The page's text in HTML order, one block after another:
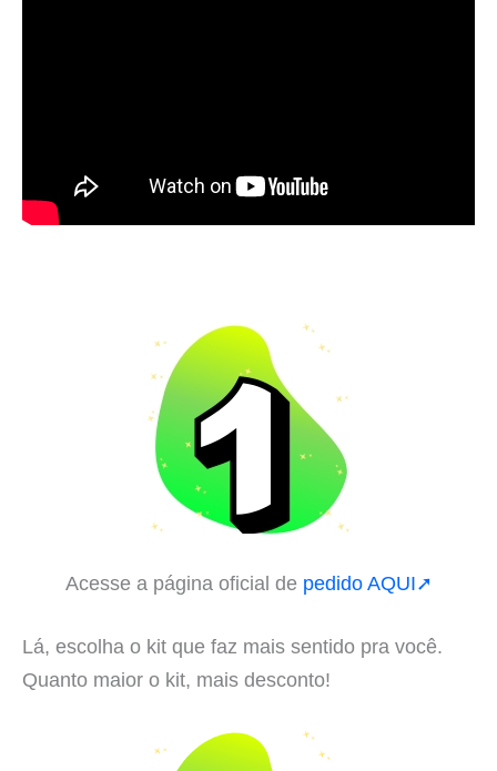
Acesse a página oficial de pedido AQUI➚
Lá, escolha o kit que faz mais sentido pra você.
Quanto maior o kit, mais desconto!